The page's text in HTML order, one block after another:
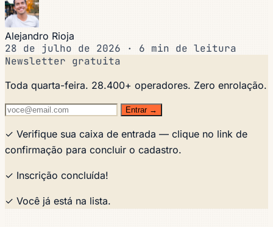
Alejandro Rioja
28 de julho de 2026 ·
6 min de leitura
Newsletter gratuita
Toda quarta-feira. 28.400+ operadores. Zero enrolação.
Entrar →
✓ Verifique sua caixa de entrada — clique no link de
confirmação para concluir o cadastro.
✓ Inscrição concluída!
✓ Você já está na lista.